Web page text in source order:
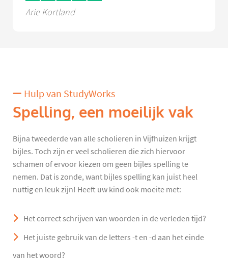
Arie Kortland
Hulp van StudyWorks
Spelling, een moeilijk vak
Bijna tweederde van alle scholieren in Vijfhuizen krijgt
bijles. Toch zijn er veel scholieren die zich hiervoor
schamen of ervoor kiezen om geen bijles spelling te
nemen. Dat is zonde, want bijles spelling kan juist heel
nuttig en leuk zijn! Heeft uw kind ook moeite met:
Het correct schrijven van woorden in de verleden tijd?
Het juiste gebruik van de letters -t en -d aan het einde
van het woord?